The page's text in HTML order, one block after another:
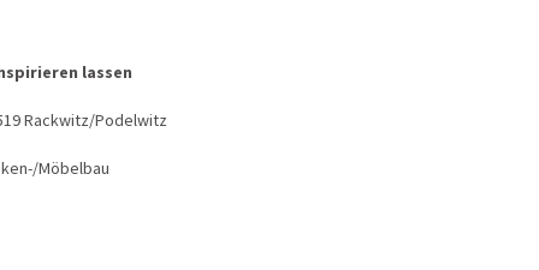
lassen
Rackwitz/Podelwitz
Möbelbau